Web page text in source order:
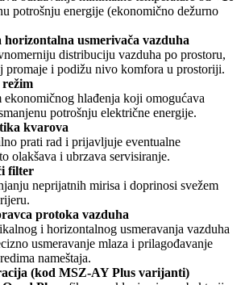
potrošnju energije (ekonomično dežurno
horizontalna usmerivača vazduha
distribuciju vazduha po prostoru,
promaje i podižu nivo komfora u prostoriji.
režim
ekonomičnog hlađenja koji omogućava
potrošnju električne energije.
kvarova
prati rad i prijavljuje eventualne
olakšava i ubrzava servisiranje.
filter
neprijatnih mirisa i doprinosi svežem
protoka vazduha
i horizontalnog usmeravanja vazduha
usmeravanje mlaza i prilagođavanje
nameštaja.
(kod MSZ-AY Plus varijanti)